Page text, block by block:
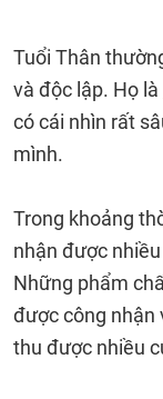
Tuổi Thân
và độc lập. Họ là
có cái nhìn rất
mình.
Trong khoảng
nhận được
Những phẩm
được công nhận
thu được nhiều